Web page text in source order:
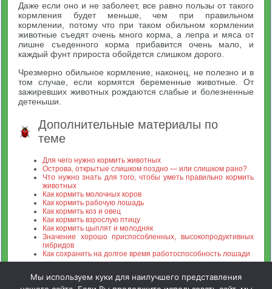
Даже если оно и не заболеет, все равно пользы от такого
кормления будет меньше, чем при правильном
кормлении, потому что при таком обильном кормлении
животные съедят очень много корма, а лепра и мяса от
лишне съеденного корма прибавится очень мало, и
каждый фунт прироста обойдется слишком дорого.
Чрезмерно обильное кормление, наконец, не полезно и в
том случае, если кормятся беременные животные. От
зажиревших животных рождаются слабые и болезненные
детеныши.
Дополнительные материалы по
теме
Для чего нужно кормить животных
Острова, открытые слишком поздно — или слишком рано?
Что нужно знать для того, чтобы уметь правильно кормить
животных
Как кормить молочных коров
Как кормить рабочую лошадь
Как кормить коз и овец
Как кормить взрослую птицу
Как кормить цыплят и молодняк
Значение хорошо приспособленных, высокопродуктивных
гибридов
Как сохранить на долгое время работоспособность лошади
Мы используем куки для наилучшего представления